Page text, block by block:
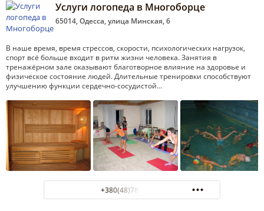
Услуги логопеда в Многоборце
65014, Одесса, улица Минская, 6
В наше время, время стрессов, скорости, психологических нагрузок,
спорт всё больше входит в ритм жизни человека. Занятия в
тренажёрном зале оказывают благотворное влияние на здоровье и
физическое состояние людей. Длительные тренировки способствуют
улучшению функции сердечно-сосудистой…
+380(48)787-42-00